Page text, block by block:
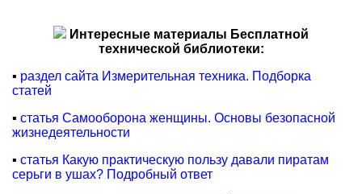
Интересные материалы Бесплатной
технической библиотеки:
▪ раздел сайта Измерительная техника. Подборка
статей
▪ статья Самооборона женщины. Основы безопасной
жизнедеятельности
▪ статья Какую практическую пользу давали пиратам
серьги в ушах? Подробный ответ